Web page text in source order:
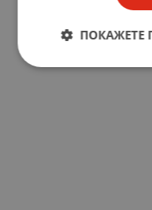
ПОКАЖЕТЕ